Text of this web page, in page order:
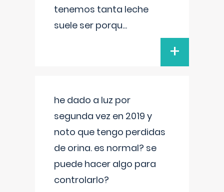
tenemos tanta leche
suele ser porqu...
+
he dado a luz por
segunda vez en 2019 y
noto que tengo perdidas
de orina. es normal? se
puede hacer algo para
controlarlo?